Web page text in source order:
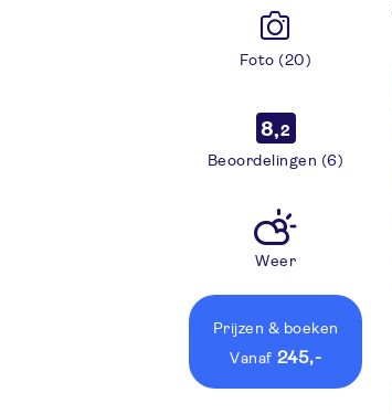
Foto (20)
8,2
Beoordelingen (6)
Weer
Prijzen & boeken
vanaf 245,-